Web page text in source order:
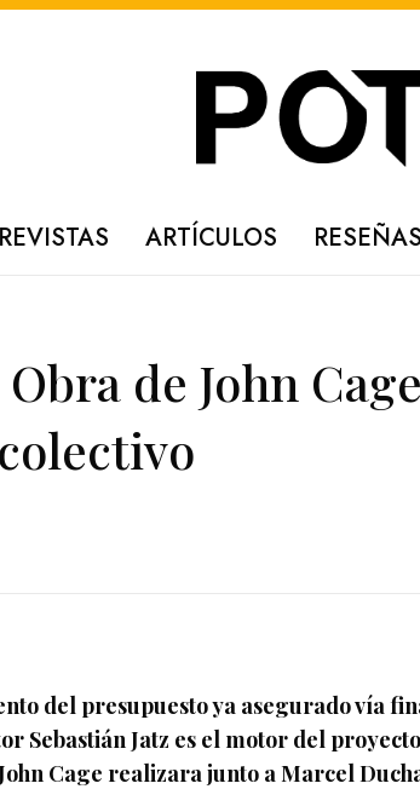
ARTÍCULOS RESEÑAS
de John
del presupuesto ya asegurado vía
Sebastián Jatz es el motor del
Cage realizara junto a Marcel